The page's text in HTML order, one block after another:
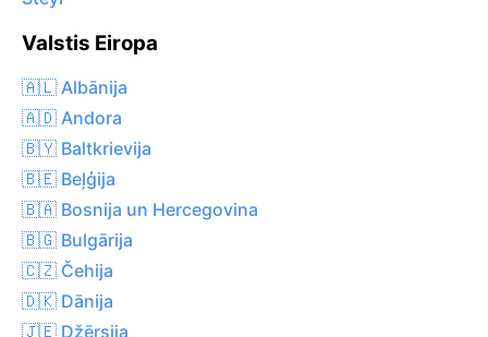
Valstis Eiropa
🇦🇱 Albānija
🇦🇩 Andora
🇧🇾 Baltkrievija
🇧🇪 Beļģija
🇧🇦 Bosnija un Hercegovina
🇧🇬 Bulgārija
🇨🇿 Čehija
🇩🇰 Dānija
🇯🇪 Džērsija